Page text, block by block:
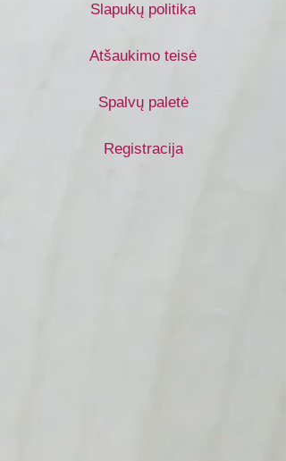
Slapukų politika
Atšaukimo teisė
Spalvų paletė
Registracija